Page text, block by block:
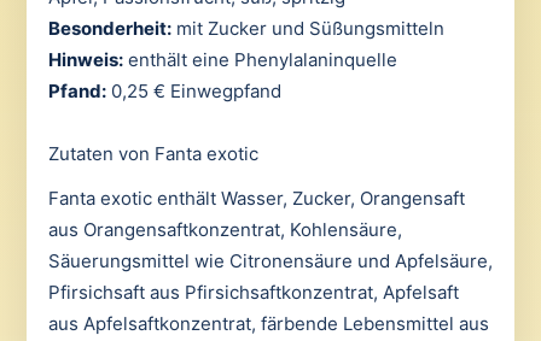
Besonderheit:mit Zucker und Süßungsmitteln
Hinweis:enthält eine Phenylalaninquelle
Pfand:0,25 € Einwegpfand
Zutaten von Fanta exotic
Fanta exotic enthält Wasser, Zucker, Orangensaft
aus Orangensaftkonzentrat, Kohlensäure,
Säuerungsmittel wie Citronensäure und Apfelsäure,
Pfirsichsaft aus Pfirsichsaftkonzentrat, Apfelsaft
aus Apfelsaftkonzentrat, färbende Lebensmittel aus